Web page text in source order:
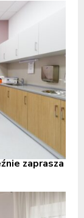
zaprasza